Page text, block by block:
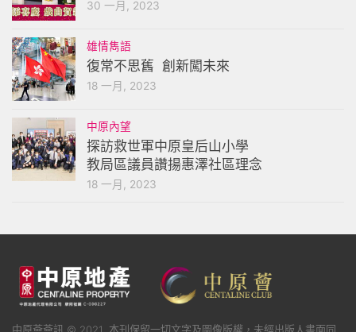
30 一月, 2023
雄情雋語
復常不思舊 創新闖未來
18 一月, 2023
中原內望
探訪救世軍中原皇后山小學
教局區議員讚揚惠澤社區理念
18 一月, 2023